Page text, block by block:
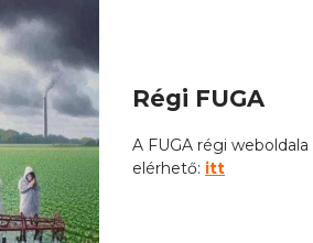
Régi FUGA
A FUGA régi
elérhető: itt